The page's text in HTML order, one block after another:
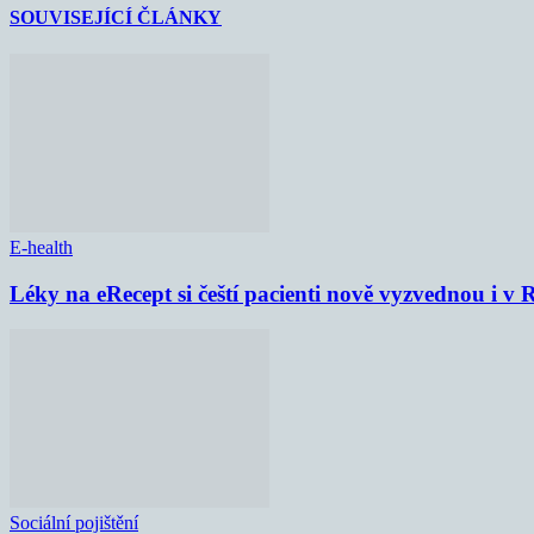
SOUVISEJÍCÍ ČLÁNKY
E-health
Léky na eRecept si čeští pacienti nově vyzvednou i v
Sociální pojištění